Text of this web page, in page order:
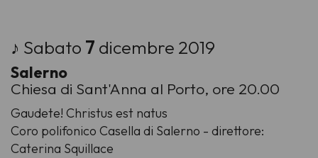
♪ Sabato 7 dicembre 2019
Salerno
Chiesa di Sant'Anna al Porto, ore 20.00
Gaudete! Christus est natus
Coro polifonico Casella di Salerno - direttore:
Caterina Squillace